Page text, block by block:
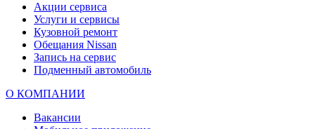
Акции сервиса
Услуги и сервисы
Кузовной ремонт
Обещания Nissan
Запись на сервис
Подменный автомобиль
О КОМПАНИИ
Вакансии